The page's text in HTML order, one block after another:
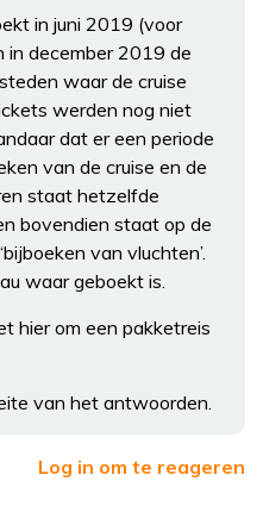
in juni 2019 (voor
in december 2019 de
waar de cruise
werden nog niet
dat er een periode
van de cruise en de
staat hetzelfde
bovendien staat op de
van vluchten’.
waar geboekt is.
hier om een pakketreis
van het antwoorden.
Log in om te reageren